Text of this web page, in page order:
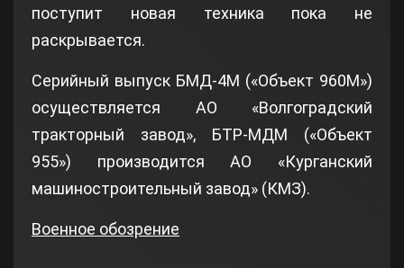
поступит новая техника пока не
раскрывается.
Серийный выпуск БМД-4М («Объект 960М»)
осуществляется АО «Волгоградский
тракторный завод», БТР-МДМ («Объект
955») производится АО «Курганский
машиностроительный завод» (КМЗ).
Военное обозрение